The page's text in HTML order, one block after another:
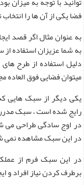
فضا یکی از آن ها را انتخاب
به عنوان مثال اگر قصد
به شما عزیزان استفاده
دلیل استفاده از طرح
میتوان فضایی فوق العاده
یکی دیگر از سبک هایی که
رایج شده است ، سبک
در اوج سادگی طراحی می‌
در این سبک مشاهده نمی
در این سبک فرم از
برطرف کردن نیاز افراد و